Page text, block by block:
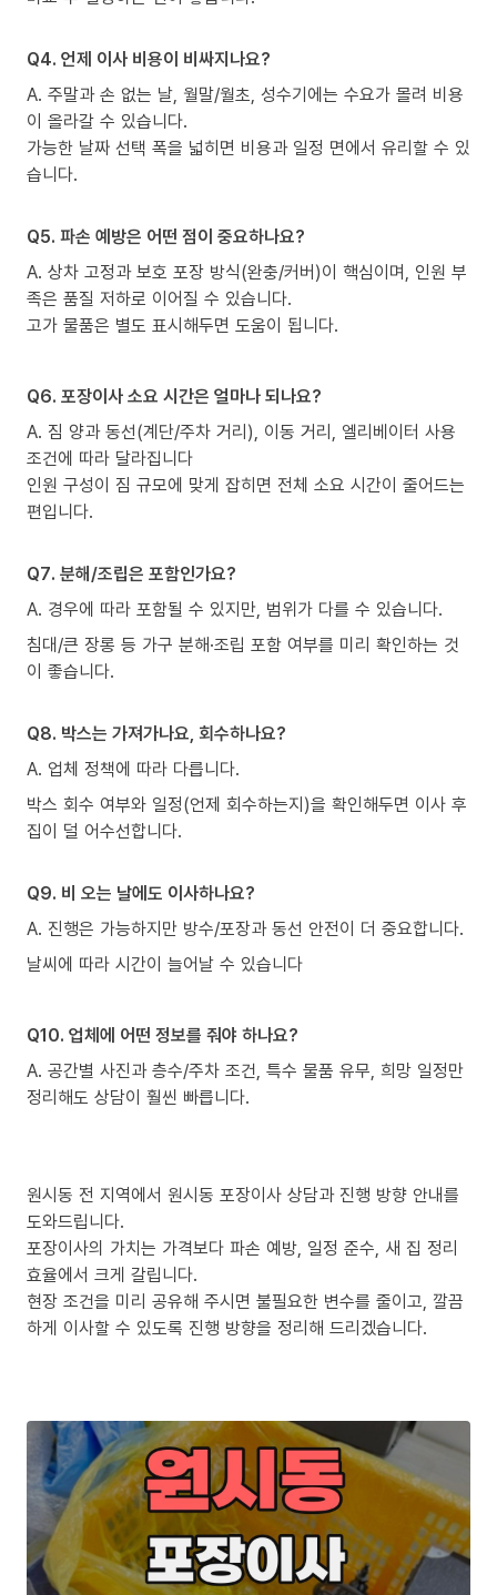
Q4. 언제 이사 비용이 비싸지나요?
A. 주말과 손 없는 날, 월말/월초, 성수기에는 수요가 몰려 비용
이 올라갈 수 있습니다.
가능한 날짜 선택 폭을 넓히면 비용과 일정 면에서 유리할 수 있
습니다.
Q5. 파손 예방은 어떤 점이 중요하나요?
A. 상차 고정과 보호 포장 방식(완충/커버)이 핵심이며, 인원 부
족은 품질 저하로 이어질 수 있습니다.
고가 물품은 별도 표시해두면 도움이 됩니다.
Q6. 포장이사 소요 시간은 얼마나 되나요?
A. 짐 양과 동선(계단/주차 거리), 이동 거리, 엘리베이터 사용
조건에 따라 달라집니다
인원 구성이 짐 규모에 맞게 잡히면 전체 소요 시간이 줄어드는
편입니다.
Q7. 분해/조립은 포함인가요?
A. 경우에 따라 포함될 수 있지만, 범위가 다를 수 있습니다.
침대/큰 장롱 등 가구 분해·조립 포함 여부를 미리 확인하는 것
이 좋습니다.
Q8. 박스는 가져가나요, 회수하나요?
A. 업체 정책에 따라 다릅니다.
박스 회수 여부와 일정(언제 회수하는지)을 확인해두면 이사 후
집이 덜 어수선합니다.
Q9. 비 오는 날에도 이사하나요?
A. 진행은 가능하지만 방수/포장과 동선 안전이 더 중요합니다.
날씨에 따라 시간이 늘어날 수 있습니다
Q10. 업체에 어떤 정보를 줘야 하나요?
A. 공간별 사진과 층수/주차 조건, 특수 물품 유무, 희망 일정만
정리해도 상담이 훨씬 빠릅니다.
원시동 전 지역에서 원시동 포장이사 상담과 진행 방향 안내를
도와드립니다.
포장이사의 가치는 가격보다 파손 예방, 일정 준수, 새 집 정리
효율에서 크게 갈립니다.
현장 조건을 미리 공유해 주시면 불필요한 변수를 줄이고, 깔끔
하게 이사할 수 있도록 진행 방향을 정리해 드리겠습니다.